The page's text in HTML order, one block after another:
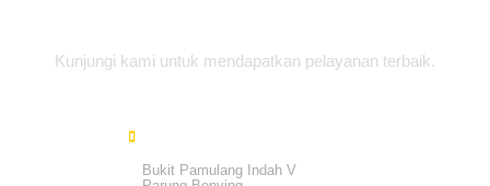
Kunjungi kami untuk mendapatkan pelayanan terbaik.
Bukit Pamulang Indah V